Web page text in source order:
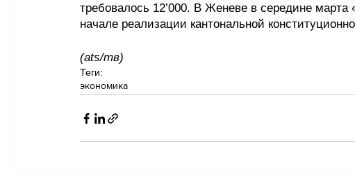
требовалось 12’000. В Женеве в середине
начале реализации кантональной
(ats/тв)
Теги:
экономика